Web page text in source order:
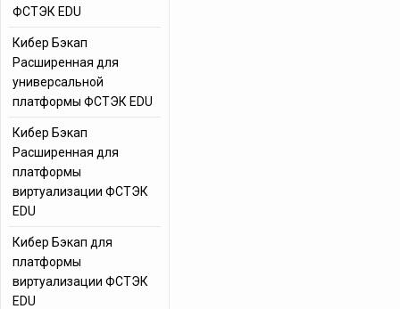
ФСТЭК EDU
Кибер Бэкап
Расширенная для
универсальной
платформы ФСТЭК EDU
Кибер Бэкап
Расширенная для
платформы
виртуализации ФСТЭК
EDU
Кибер Бэкап для
платформы
виртуализации ФСТЭК
EDU